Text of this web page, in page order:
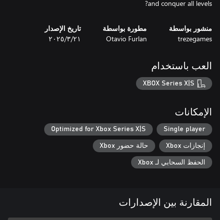
and conquer all levels?
منشور بواسطة
trezegames
مطورة بواسطة
Otavio Furlan
تاريخ الإصدار
٢١‏/٣‏/٢٠٢٥
العب باستخدام
XBOX Series X|S
الإمكانات
Single player
Optimized for Xbox Series X|S
إنجازات Xbox حالة حضور Xbox
الحفظ السحابي لـ Xbox
المقارنة بين الإصدارات